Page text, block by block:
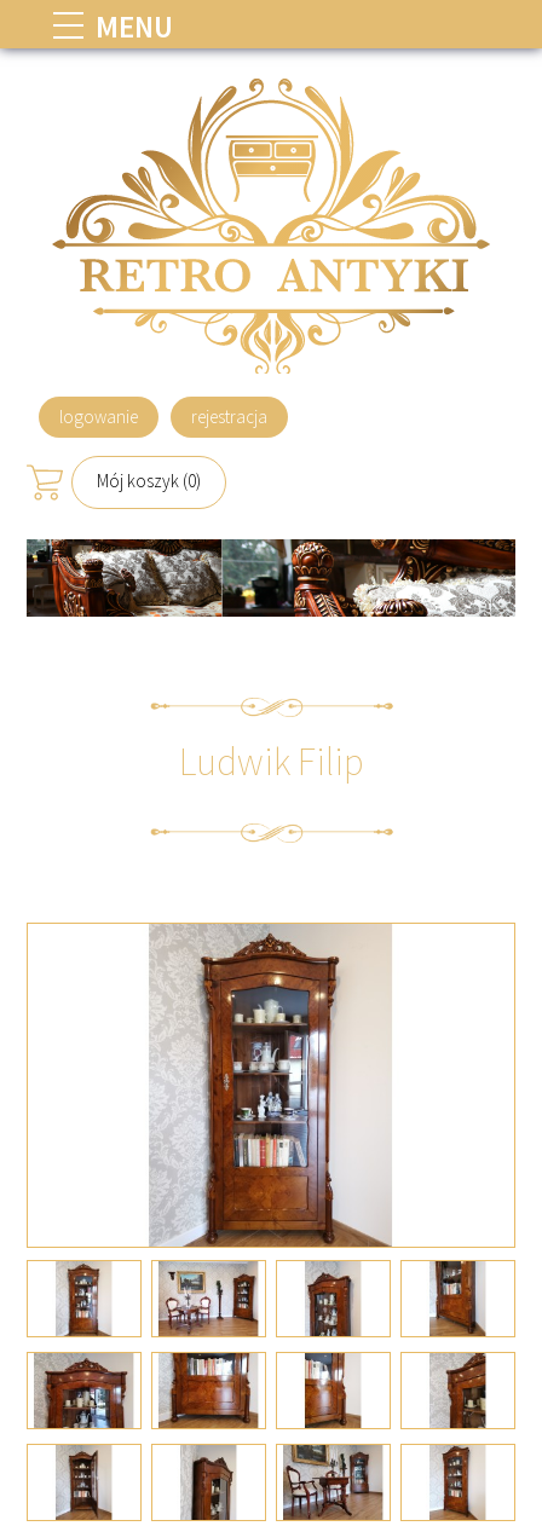
MENU
logowanie rejestracja
Mój koszyk (0)
Ludwik Filip